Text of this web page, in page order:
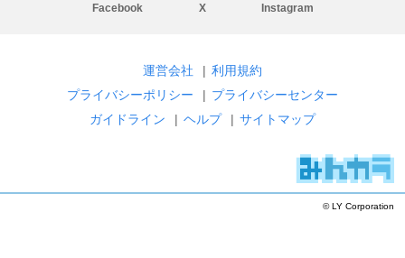
Facebook X Instagram
運営会社 | 利用規約
プライバシーポリシー
| プライバシーセンター
ガイドライン
| ヘルプ | サイトマップ
© LY Corporation